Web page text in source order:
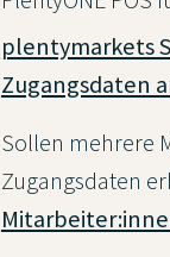
plentymarkets
Zugangsdaten
Sollen mehrere
Zugangsdaten